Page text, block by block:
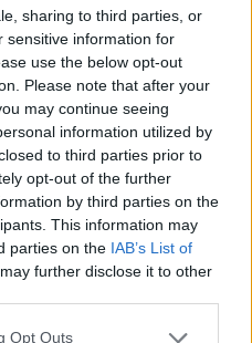
sharing to third parties, or
sensitive information for
use the below opt-out
Please note that after your
may continue seeing
information utilized by
to third parties prior to
opt-out of the further
by third parties on the
This information may
parties on the IAB’s List of
further disclose it to other
Opt Outs
de ayudarte en lo que
Picoteo